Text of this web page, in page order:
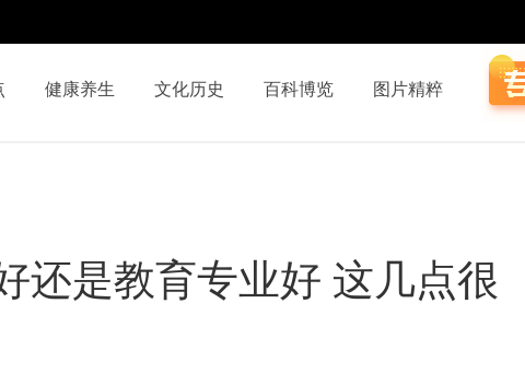
健康养生 文化历史 百科博览 图片精粹
还是教育专业好 这几点很